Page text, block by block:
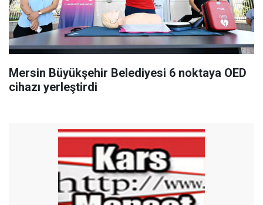
Mersin Büyükşehir Belediyesi 6 noktaya OED
cihazı yerleştirdi